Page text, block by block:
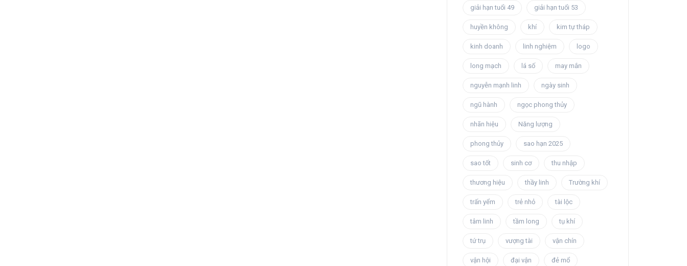
giải hạn tuổi 49 giải hạn tuổi 53
huyền không khí kim tự tháp
kinh doanh linh nghiệm logo
long mạch lá số may mắn
nguyễn mạnh linh ngày sinh
ngũ hành ngọc phong thủy
nhãn hiệu Năng lượng
phong thủy sao hạn 2025
sao tốt sinh cơ thu nhập
thương hiệu thầy linh Trường khí
trấn yểm trẻ nhỏ tài lộc
tâm linh tầm long tụ khí
tứ trụ vượng tài vận chín
vận hội đại vận đẻ mổ